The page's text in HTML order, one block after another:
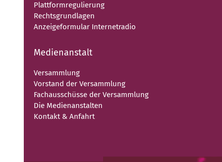
Plattformregulierung
Rechtsgrundlagen
Anzeigeformular Internetradio
Medienanstalt
Versammlung
Vorstand der Versammlung
Fachausschüsse der Versammlung
Die Medienanstalten
Kontakt & Anfahrt